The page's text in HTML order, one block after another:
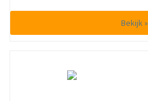
Bekijk »